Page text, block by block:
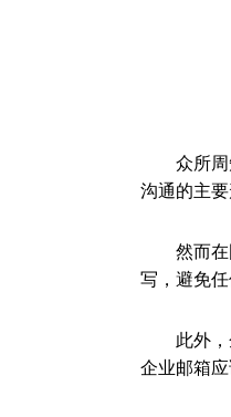
众所周知
沟通的主
然而在国
写，避免
此外，企
企业邮箱